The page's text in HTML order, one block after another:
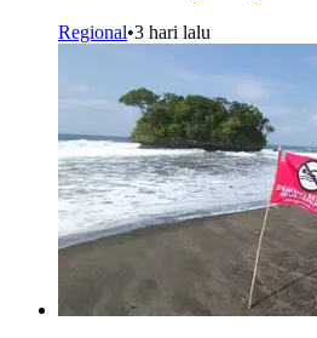
Regional•3 hari lalu